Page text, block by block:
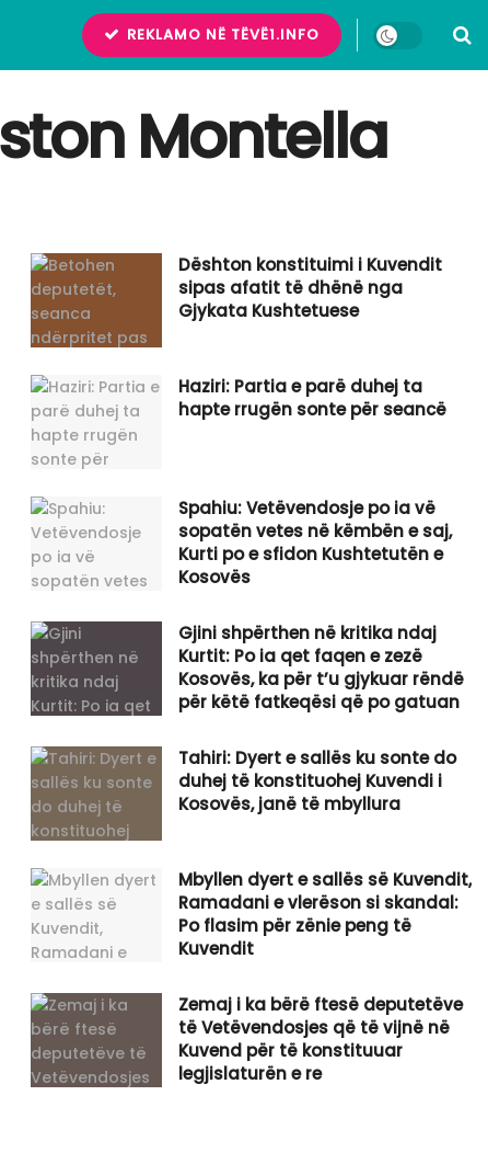
REKLAMO NË TËVË1.INFO
Montella
Dështon konstituimi i Kuvendit
sipas afatit të dhënë nga
Gjykata Kushtetuese
Haziri: Partia e parë duhej ta
hapte rrugën sonte për seancë
Spahiu: Vetëvendosje po ia vë
sopatën vetes në këmbën e saj,
Kurti po e sfidon Kushtetutën e
Kosovës
Gjini shpërthen në kritika ndaj
Kurtit: Po ia qet faqen e zezë
Kosovës, ka për t’u gjykuar rëndë
për këtë fatkeqësi që po gatuan
Tahiri: Dyert e sallës ku sonte do
duhej të konstituohej Kuvendi i
Kosovës, janë të mbyllura
Mbyllen dyert e sallës së Kuvendit,
Ramadani e vlerëson si skandal:
Po flasim për zënie peng të
Kuvendit
Zemaj i ka bërë ftesë deputetëve
të Vetëvendosjes që të vijnë në
Kuvend për të konstituuar
legjislaturën e re